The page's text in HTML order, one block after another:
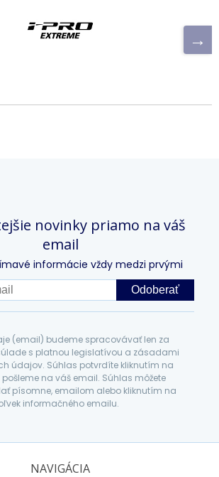
novinky priamo na váš
email
informácie vždy medzi prvými
Odoberať
(email) budeme spracovávať len za
s platnou legislatívou a zásadami
údajov. Súhlas potvrdíte kliknutím na
na váš email. Súhlas môžete
písomne, emailom alebo kliknutím na
informačného emailu.
NAVIGÁCIA